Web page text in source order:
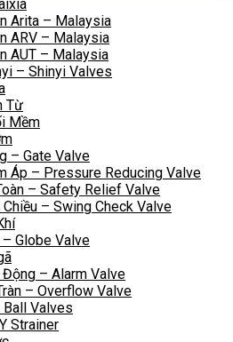
Arita – Malaysia
ARV – Malaysia
AUT – Malaysia
– Shinyi Valves
Từ
Mềm
– Gate Valve
Áp – Pressure Reducing Valve
– Safety Relief Valve
– Swing Check Valve
– Globe Valve
Động – Alarm Valve
– Overflow Valve
Ball Valves
Strainer